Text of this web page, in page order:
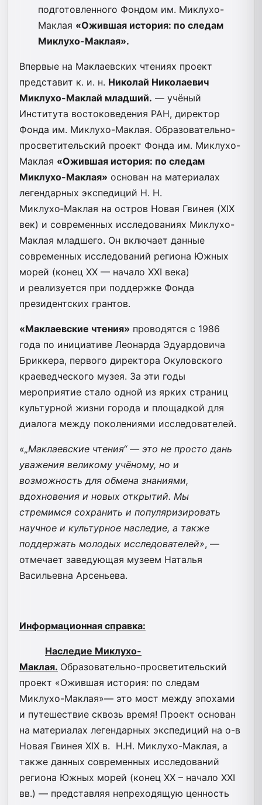
подготовленного Фондом им. Миклухо-
Маклая «Ожившая история: по следам
Миклухо-Маклая».
Впервые на Маклаевских чтениях проект
представит к. и. н. Николай Николаевич
Миклухо-Маклай младший. — учёный
Института востоковедения РАН, директор
Фонда им. Миклухо-Маклая. Образовательно-
просветительский проект Фонда им. Миклухо-
Маклая «Ожившая история: по следам
Миклухо-Маклая» основан на материалах
легендарных экспедиций Н. Н.
Миклухо‑Маклая на остров Новая Гвинея (XIX
век) и современных исследованиях Миклухо-
Маклая младшего. Он включает данные
современных исследований региона Южных
морей (конец XX — начало XXI века)
и реализуется при поддержке Фонда
президентских грантов.
«Маклаевские чтения» проводятся с 1986
года по инициативе Леонарда Эдуардовича
Бриккера, первого директора Окуловского
краеведческого музея. За эти годы
мероприятие стало одной из ярких страниц
культурной жизни города и площадкой для
диалога между поколениями исследователей.
«„Маклаевские чтения“ — это не просто дань
уважения великому учёному, но и
возможность для обмена знаниями,
вдохновения и новых открытий. Мы
стремимся сохранить и популяризировать
научное и культурное наследие, а также
поддержать молодых исследователей», —
отмечает заведующая музеем Наталья
Васильевна Арсеньева.
Информационная справка:
Наследие Миклухо-
Маклая. Образовательно-просветительский
проект «Ожившая история: по следам
Миклухо-Маклая»— это мост между эпохами
и путешествие сквозь время! Проект основан
на материалах легендарных экспедиций на о-в
Новая Гвинея XIX в. Н.Н. Миклухо-Маклая, а
также данных современных исследований
региона Южных морей (конец XX – начало XXI
вв.) — представляя непреходящую ценность